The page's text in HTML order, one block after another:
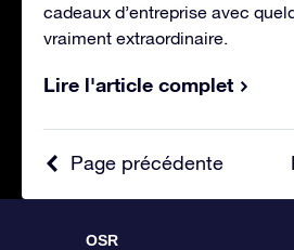
cadeaux d’entreprise avec
vraiment extraordinaire.
Lire l'article complet
Page précédente
OSR